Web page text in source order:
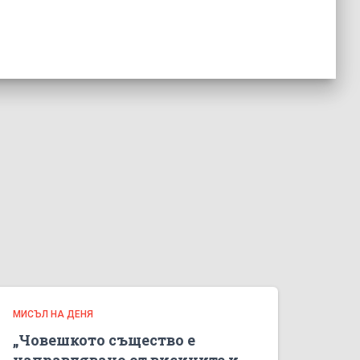
МИСЪЛ НА ДЕНЯ
„Човешкото същество е